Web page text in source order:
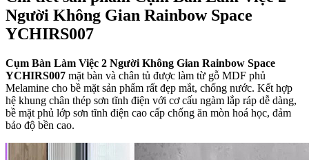
Người Không Gian Rainbow Space
YCHIRS007
Cụm Bàn Làm Việc 2 Người Không Gian Rainbow Space
YCHIRS007 mặt bàn và chân tủ được làm từ gỗ MDF phủ
Melamine cho bề mặt sản phẩm rất đẹp mắt, chống nước. Kết hợp
hệ khung chân thép sơn tĩnh điện với cơ cấu ngàm lắp ráp dễ dàng,
bề mặt phủ lớp sơn tĩnh điện cao cấp chống ăn mòn hoá học, đảm
bảo độ bền cao.